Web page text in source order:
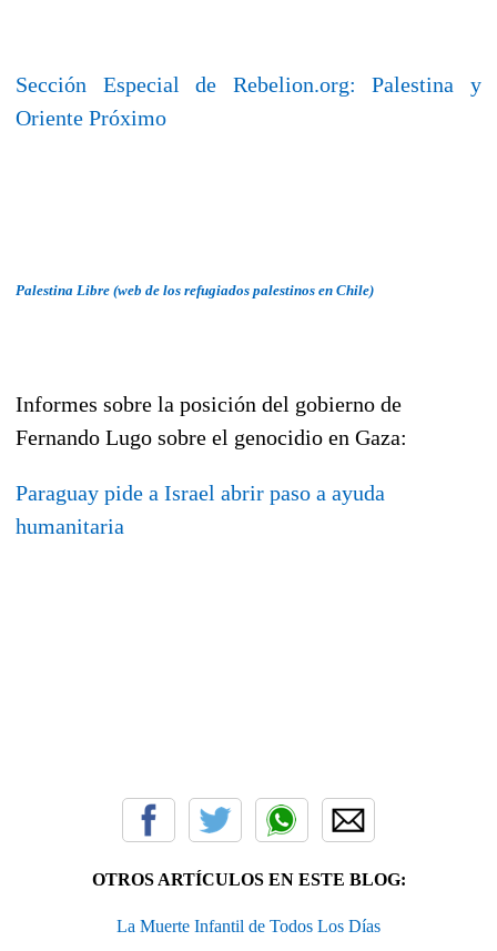
Sección Especial de Rebelion.org: Palestina y
Oriente Próximo
Palestina Libre (web de los refugiados palestinos en Chile)
Informes sobre la posición del gobierno de
Fernando Lugo sobre el genocidio en Gaza:
Paraguay pide a Israel abrir paso a ayuda
humanitaria
OTROS ARTÍCULOS EN ESTE BLOG:
La Muerte Infantil de Todos Los Días